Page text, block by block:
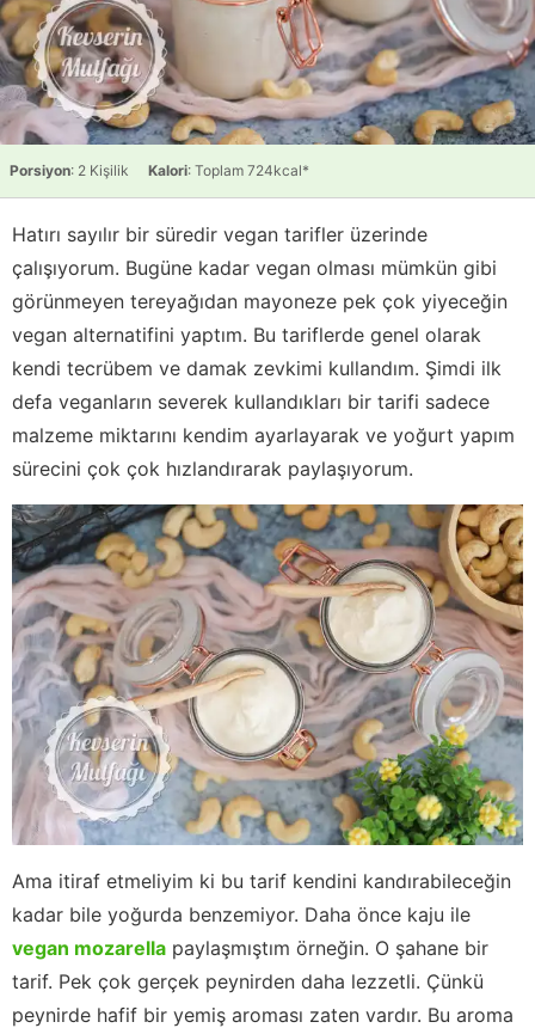
Porsiyon: 2 Kişilik Kalori: Toplam 724kcal*
Hatırı sayılır bir süredir vegan tarifler üzerinde
çalışıyorum. Bugüne kadar vegan olması mümkün gibi
görünmeyen tereyağıdan mayoneze pek çok yiyeceğin
vegan alternatifini yaptım. Bu tariflerde genel olarak
kendi tecrübem ve damak zevkimi kullandım. Şimdi ilk
defa veganların severek kullandıkları bir tarifi sadece
malzeme miktarını kendim ayarlayarak ve yoğurt yapım
sürecini çok çok hızlandırarak paylaşıyorum.
Ama itiraf etmeliyim ki bu tarif kendini kandırabileceğin
kadar bile yoğurda benzemiyor. Daha önce kaju ile
vegan mozarella paylaşmıştım örneğin. O şahane bir
tarif. Pek çok gerçek peynirden daha lezzetli. Çünkü
peynirde hafif bir yemiş aroması zaten vardır. Bu aroma